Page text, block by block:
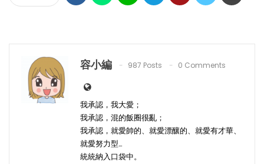
容小編 987 Posts 0 Comments
我承認，我大愛；
我承認，混的飯圈很亂；
我承認，就愛帥的、就愛漂釀的、就愛有才華、
就愛努力型…
統統納入口袋中。